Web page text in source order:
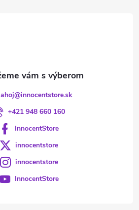
ahoj@innocentstore.sk
+421 948 660 160
InnocentStore
innocentstore
innocentstore
InnocentStore